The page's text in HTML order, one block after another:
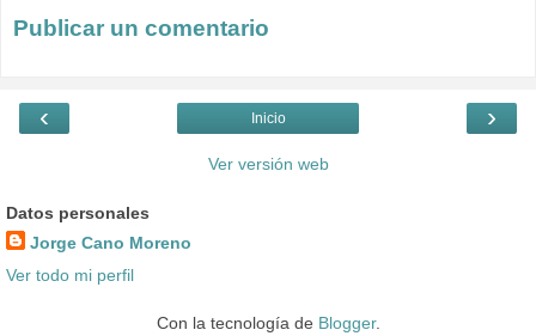
Publicar un comentario
‹ ›
Inicio
Ver versión web
Datos personales
Jorge Cano Moreno
Ver todo mi perfil
Con la tecnología de Blogger.